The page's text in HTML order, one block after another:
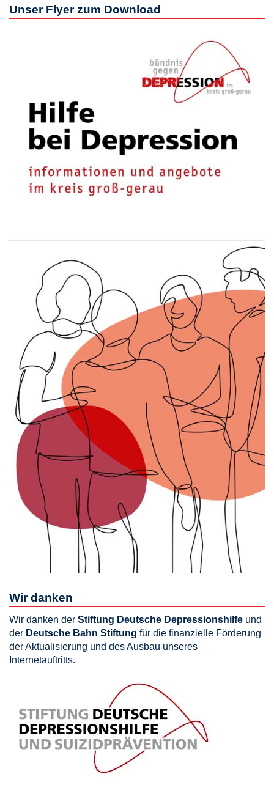
Unser Flyer zum Download
Wir danken
Wir danken der Stiftung Deutsche Depressionshilfe und
der Deutsche Bahn Stiftung für die finanzielle Förderung
der Aktualisierung und des Ausbau unseres
Internetauftritts.